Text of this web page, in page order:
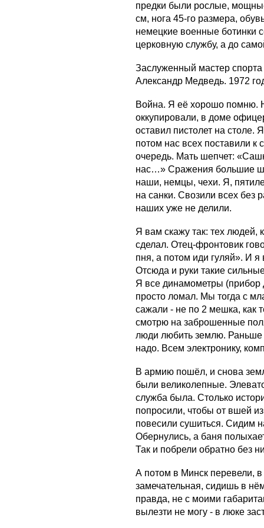
предки были рослые,
см, нога 45-го размера,
немецкие военные ботинки
церковную службу, а до
Заслуженный мастер
Александр Медведь. 1972
Война. Я её хорошо помню.
оккупировали, в доме
оставил пистолет на столе.
потом нас всех поставили к
очередь. Мать шепчет:
нас…» Сражения большие
наши, немцы, чехи. Я,
на санки. Свозили всех без
наших уже не делили.
Я вам скажу так: тех людей,
сделал. Отец-фронтовик
пня, а потом иди гуляй». И я
Отсюда и руки такие
Я все динамометры (прибор
просто ломал. Мы тогда с
сажали - не по 2 мешка, как
смотрю на заброшенные
люди любить землю. Раньше
надо. Всем электронику,
В армию пошёл, и снова
были великолепные.
служба была. Столько
попросили, чтобы от вшей
повесили сушиться. Сидим
Обернулись, а баня
Так и побрели обратно без
А потом в Минск перевели,
замечательная, сидишь в
правда, не с моими
вылезти не могу - в люке